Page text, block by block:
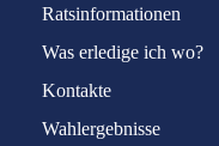
Ratsinformationen
Was erledige ich wo?
Kontakte
Wahlergebnisse